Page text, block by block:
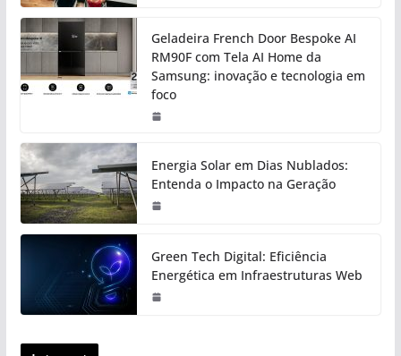
Geladeira French Door Bespoke AI
RM90F com Tela AI Home da
Samsung: inovação e tecnologia em
foco
Energia Solar em Dias Nublados:
Entenda o Impacto na Geração
Green Tech Digital: Eficiência
Energética em Infraestruturas Web